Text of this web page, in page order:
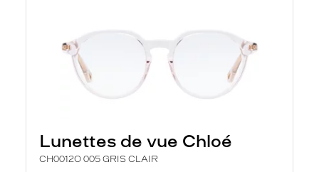
Lunettes de vue Chloé
CH0012O 005 GRIS CLAIR